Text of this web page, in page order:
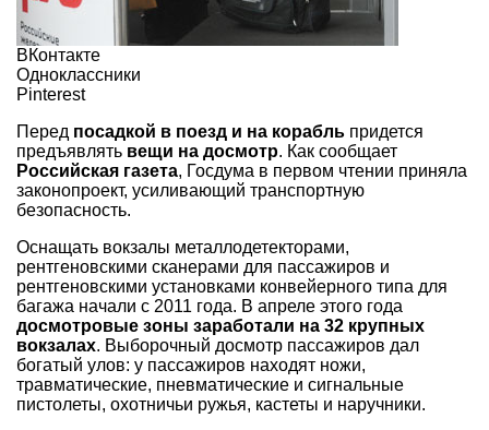
ВКонтакте
Одноклассники
Pinterest
Перед посадкой в поезд и на корабль придется
предъявлять вещи на досмотр. Как сообщает
Российская газета, Госдума в первом чтении приняла
законопроект, усиливающий транспортную
безопасность.
Оснащать вокзалы металлодетекторами,
рентгеновскими сканерами для пассажиров и
рентгеновскими установками конвейерного типа для
багажа начали с 2011 года. В апреле этого года
досмотровые зоны заработали на 32 крупных
вокзалах. Выборочный досмотр пассажиров дал
богатый улов: у пассажиров находят ножи,
травматические, пневматические и сигнальные
пистолеты, охотничьи ружья, кастеты и наручники.